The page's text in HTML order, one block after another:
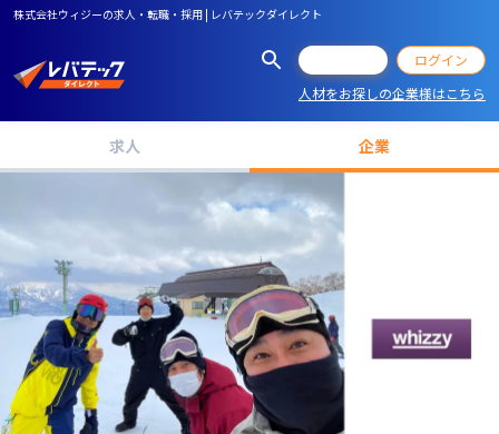
株式会社ウィジーの求人・転職・採用 | レバテックダイレクト
ログイン
人材をお探しの企業様はこちら
求人 企業